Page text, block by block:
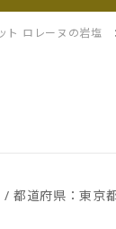
ト ロレーヌの岩塩
都道府県：東京